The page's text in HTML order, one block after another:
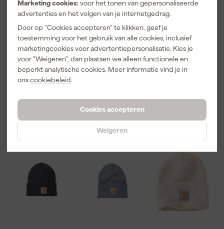
Marketing cookies: voor het tonen van gepersonaliseerde
advertenties en het volgen van je internetgedrag.
Door op "Cookies accepteren" te klikken, geef je
toestemming voor het gebruik van alle cookies, inclusief
marketingcookies voor advertentiepersonalisatie. Kies je
voor "Weigeren", dan plaatsen we alleen functionele en
beperkt analytische cookies. Meer informatie vind je in
onscookiebeleid.
Cookies accepteren
Weigeren
Carhartt Knit
cuffed Beanie
Black - One
Zaterdag
bezorgd
18,99
Carhartt Knit
cuffed Beanie
Black/White -
One Size
Zaterdag
bezorgd
18,99
incl. BTW
Carhartt Knit
cuffed Beanie
Carhartt
Brown - One
Size
Zaterdag
bezorgd
18,99